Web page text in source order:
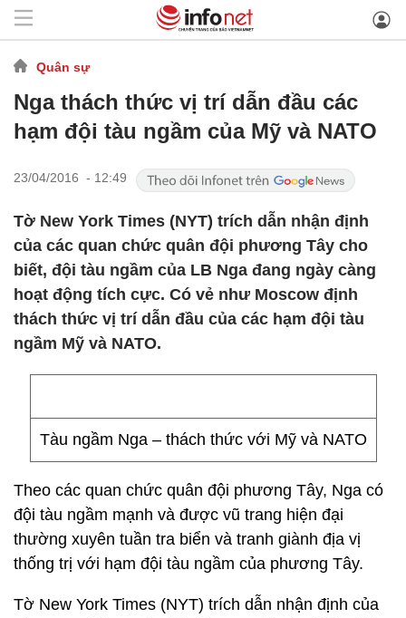
Quân sự
Nga thách thức vị trí dẫn đầu các
hạm đội tàu ngầm của Mỹ và NATO
23/04/2016 - 12:49
Tờ New York Times (NYT) trích dẫn nhận định
của các quan chức quân đội phương Tây cho
biết, đội tàu ngầm của LB Nga đang ngày càng
hoạt động tích cực. Có vẻ như Moscow định
thách thức vị trí dẫn đầu của các hạm đội tàu
ngầm Mỹ và NATO.
Tàu ngầm Nga – thách thức với Mỹ và NATO
Theo các quan chức quân đội phương Tây, Nga có
đội tàu ngầm mạnh và được vũ trang hiện đại
thường xuyên tuần tra biển và tranh giành địa vị
thống trị với hạm đội tàu ngầm của phương Tây.
Tờ New York Times (NYT) trích dẫn nhận định của